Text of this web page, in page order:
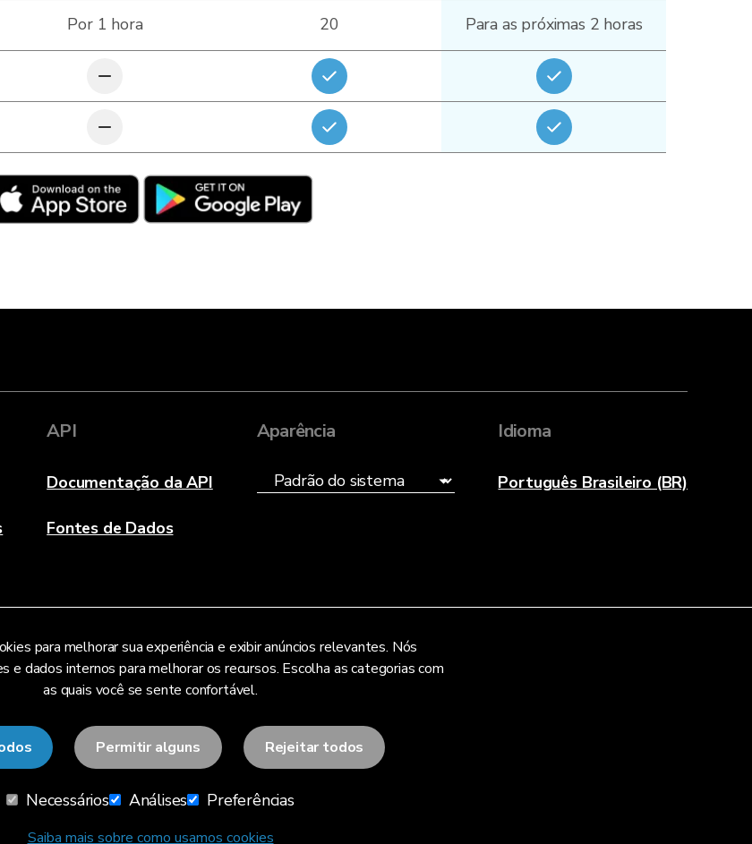
Por 1 hora 20 Para as próximas 2 horas
para melhorar sua experiência e exibir anúncios relevantes. Nós
e dados internos para melhorar os recursos. Escolha as categorias com
as quais você se sente confortável.
Permitir alguns Rejeitar todos
Necessários Análises Preferências
Saiba mais sobre como usamos cookies
API
Documentação da API
Fontes de Dados
Aparência Idioma
Português Brasileiro (BR)